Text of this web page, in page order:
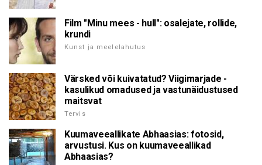
Film "Minu mees - hull": osalejate, rollide,
krundi
Kunst ja meelelahutus
Värsked või kuivatatud? Viigimarjade -
kasulikud omadused ja vastunäidustused
maitsvat
Tervis
Kuumaveeallikate Abhaasias: fotosid,
arvustusi. Kus on kuumaveeallikad
Abhaasias?